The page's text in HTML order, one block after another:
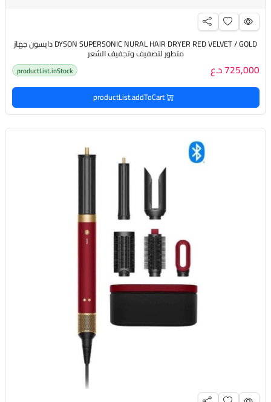
DYSON SUPERSONIC NURAL HAIR DRYER RED VELVET / GOLD دايسون جهاز
متطور لتصفيف وتجفيف الشعر
725,000 د.ع productList.inStock
productList.addToCart